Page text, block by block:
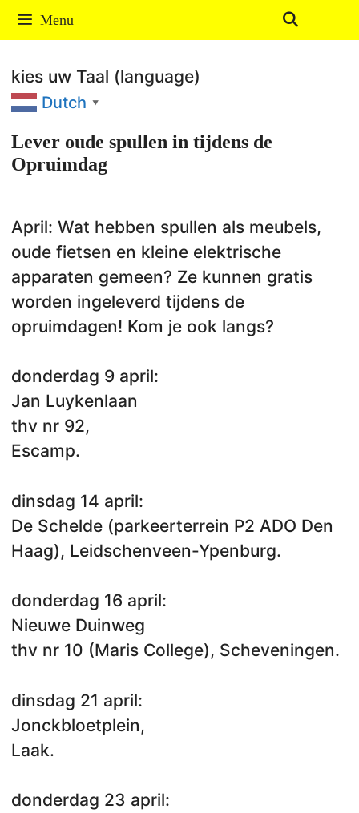
Ga
naar
inhoud
Menu
kies uw Taal (language)
Dutch ▼
Lever oude spullen in tijdens de
Opruimdag
April: Wat hebben spullen als meubels,
oude fietsen en kleine elektrische
apparaten gemeen? Ze kunnen gratis
worden ingeleverd tijdens de
opruimdagen! Kom je ook langs?
donderdag 9 april:
Jan Luykenlaan
thv nr 92,
Escamp.
dinsdag 14 april:
De Schelde (parkeerterrein P2 ADO Den
Haag), Leidschenveen-Ypenburg.
donderdag 16 april:
Nieuwe Duinweg
thv nr 10 (Maris College), Scheveningen.
dinsdag 21 april:
Jonckbloetplein,
Laak.
donderdag 23 april: